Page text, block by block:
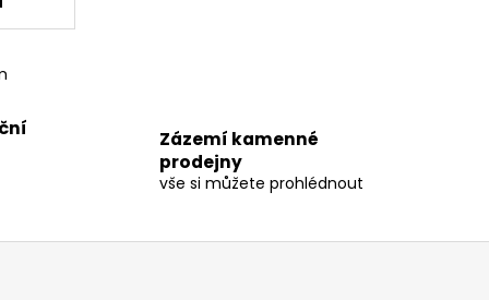
Zázemí kamenné
prodejny
vše si můžete prohlédnout